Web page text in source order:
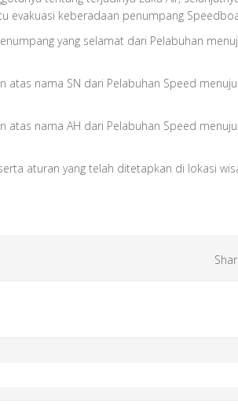
evakuasi keberadaan penumpang
yang selamat dari Pelabuhan
nama SN dari Pelabuhan Speed
nama AH dari Pelabuhan Speed
aturan yang telah ditetapkan di lokasi